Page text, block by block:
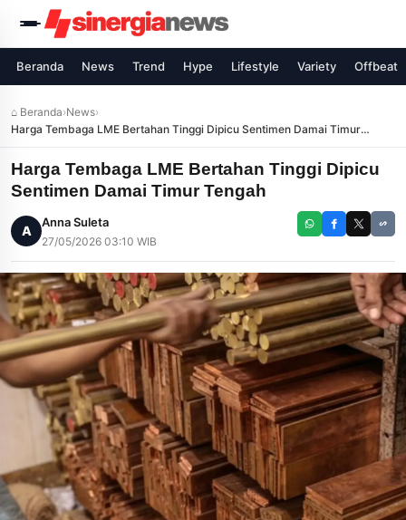
Beranda News Trend Hype Lifestyle Variety Offbeat
⌂ Beranda›News›
Harga Tembaga LME Bertahan Tinggi Dipicu Sentimen Damai Timur
Tengah
Harga Tembaga LME Bertahan Tinggi Dipicu
Sentimen Damai Timur Tengah
A
Anna Suleta
27/05/2026 03:10 WIB